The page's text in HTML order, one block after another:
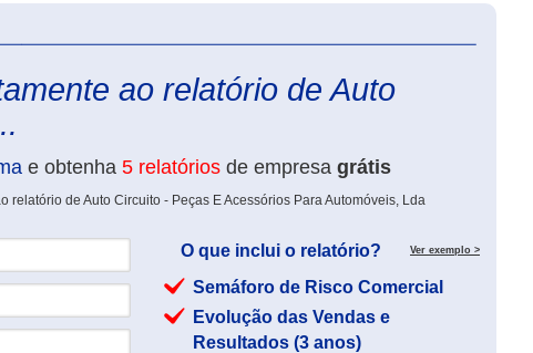
ao relatório de Auto
e obtenha 5 relatórios de empresa grátis
relatório de Auto Circuito - Peças E Acessórios Para Automóveis, Lda
O que inclui o relatório? Ver exemplo >
Semáforo de Risco Comercial
Evolução das Vendas e
Resultados (3 anos)